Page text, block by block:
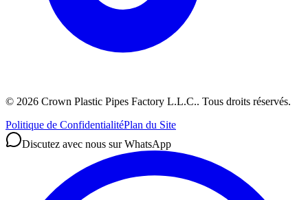
© 2026 Crown Plastic Pipes Factory L.L.C.. Tous droits réservés.
Politique de ConfidentialitéPlan du Site
Discutez avec nous sur WhatsApp